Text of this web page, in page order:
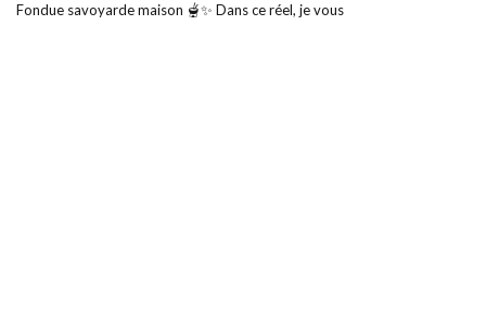
Fondue savoyarde maison 🫕✨ Dans ce réel, je vous